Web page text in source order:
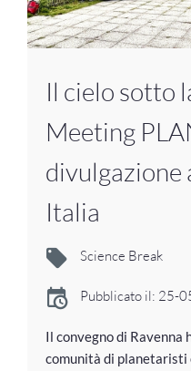
Il cielo sotto
Meeting
divulgazione
Italia
Science Break
Pubblicato il: 25-
Il convegno di Ravenna
comunità di